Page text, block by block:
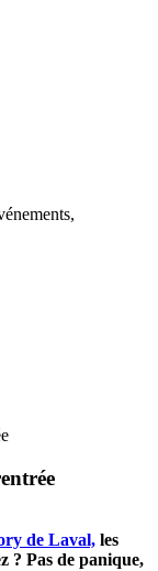
de Laval, les
? Pas de panique,